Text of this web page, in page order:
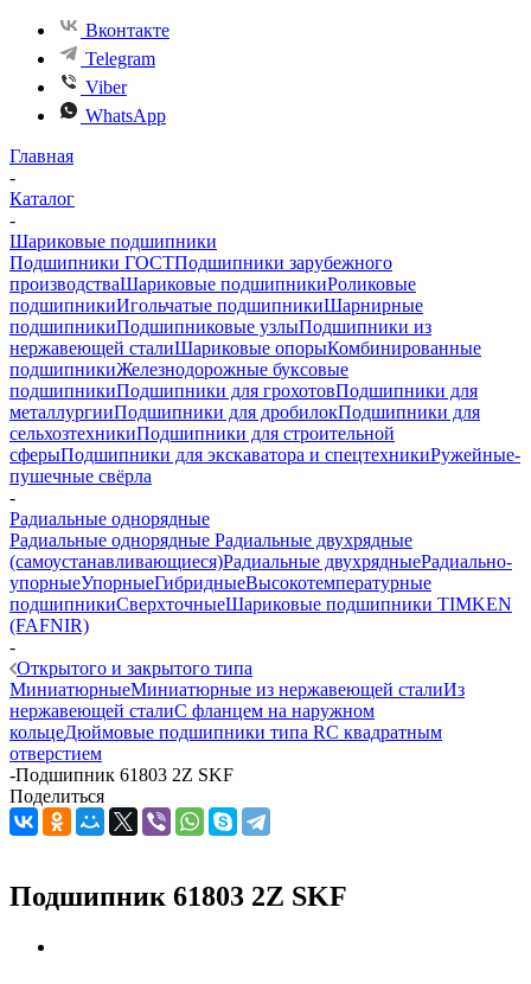
Вконтакте
Telegram
Viber
WhatsApp
Главная
-
Каталог
-
Шариковые подшипники
Подшипники ГОСТПодшипники зарубежного
производстваШариковые подшипникиРоликовые
подшипникиИгольчатые подшипникиШарнирные
подшипникиПодшипниковые узлыПодшипники из
нержавеющей сталиШариковые опорыКомбинированные
подшипникиЖелезнодорожные буксовые
подшипникиПодшипники для грохотовПодшипники для
металлургииПодшипники для дробилокПодшипники для
сельхозтехникиПодшипники для строительной
сферыПодшипники для экскаватора и спецтехникиРужейные-
пушечные свёрла
-
Радиальные однорядные
Радиальные однорядные Радиальные двухрядные
(самоустанавливающиеся)Радиальные двухрядныеРадиально-
упорныеУпорныеГибридныеВысокотемпературные
подшипникиСверхточныеШариковые подшипники TIMKEN
(FAFNIR)
-
Открытого и закрытого типа
МиниатюрныеМиниатюрные из нержавеющей сталиИз
нержавеющей сталиС фланцем на наружном
кольцеДюймовые подшипники типа RС квадратным
отверстием
-Подшипник 61803 2Z SKF
Поделиться
Подшипник 61803 2Z SKF